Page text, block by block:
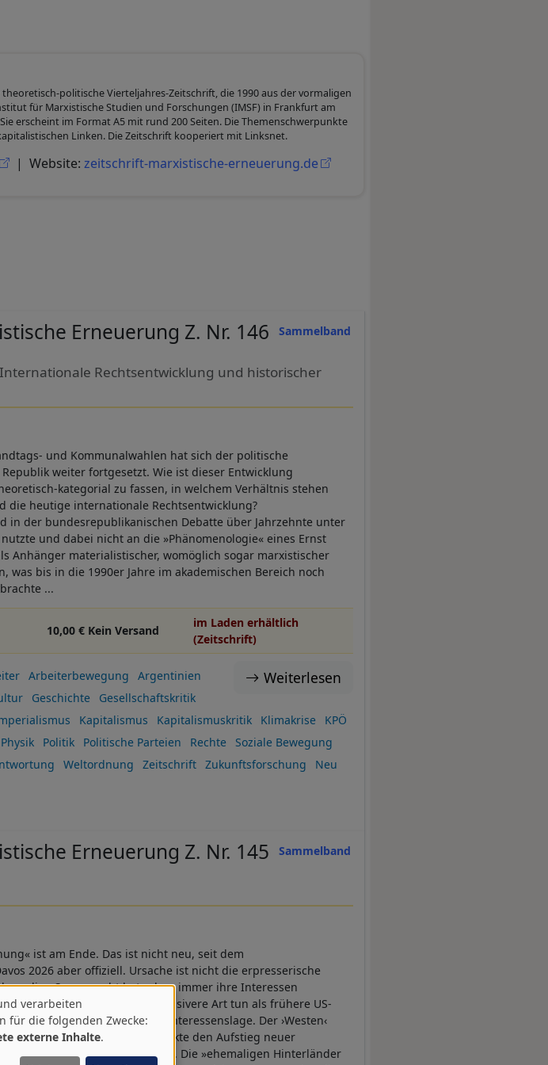
politische Vierteljahres-Zeitschrift, die 1990 aus der vormaligen
für Marxistische Studien und Forschungen (IMSF) in Frankfurt am
erscheint im Format A5 mit rund 200 Seiten. Die Themenschwerpunkte
Linken. Die Zeitschrift kooperiert mit Linksnet.
| Website: zeitschrift-marxistische-erneuerung.de
Sammelband
Erneuerung Z. Nr. 146
Rechtsentwicklung und historischer
und Kommunalwahlen hat sich der politische
weiter fortgesetzt. Wie ist dieser Entwicklung
kategorial zu fassen, in welchem Verhältnis stehen
die heutige internationale Rechtsentwicklung?
in der bundesrepublikanischen Debatte über Jahrzehnte unter
und dabei nicht an die »Phänomenologie« eines Ernst
Anhänger materialistischer, womöglich sogar marxistischer
was bis in die 1990er Jahre im akademischen Bereich noch
...
10,00 € Kein Versand
im Laden erhältlich
(Zeitschrift)
Weiterlesen
Arbeiterbewegung
Argentinien
Geschichte
Gesellschaftskritik
Kapitalismus Kapitalismuskritik Klimakrise
KPÖ
Physik Politik Politische Parteien Rechte
Soziale Bewegung
Weltordnung Zeitschrift Zukunftsforschung
Neu
Sammelband
Erneuerung Z. Nr. 145
ist am Ende. Das ist nicht neu, seit dem
2026 aber offiziell. Ursache ist nicht die erpresserische
Supermacht hat schon immer ihre Interessen
mag dies auf eine aggressivere Art tun als frühere US-
nicht. Verändert hat sich die Interessenslage. Der ›Westen‹
Weltordnung der liberalen Märkte den Aufstieg neuer
Süden nicht verhindert hat. Die »ehemaligen Hinterländer
verarbeiten
für die folgenden Zwecke:
externe Inhalte.